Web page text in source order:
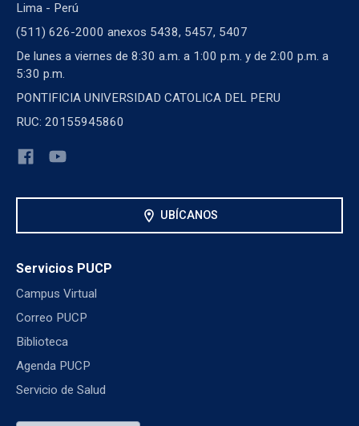
Lima - Perú
(511) 626-2000 anexos 5438, 5457, 5407
De lunes a viernes de 8:30 a.m. a 1:00 p.m. y de 2:00 p.m. a
5:30 p.m.
PONTIFICIA UNIVERSIDAD CATOLICA DEL PERU
RUC: 20155945860
location_on UBÍCANOS
Servicios PUCP
Campus Virtual
Correo PUCP
Biblioteca
Agenda PUCP
Servicio de Salud